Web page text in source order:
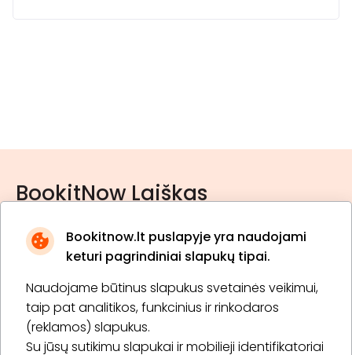
Bookitnow.lt puslapyje yra naudojami
keturi pagrindiniai slapukų tipai.
Naudojame būtinus slapukus svetainės veikimui,
taip pat analitikos, funkcinius ir rinkodaros
(reklamos) slapukus.
Su jūsų sutikimu slapukai ir mobilieji identifikatoriai
BookitNow Laiškas
* Susipažinau su privatumo politika
Prenumeruoti